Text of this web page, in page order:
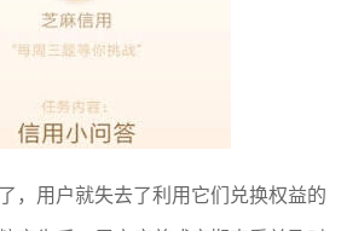
，用户就失去了利用它们兑换权益的